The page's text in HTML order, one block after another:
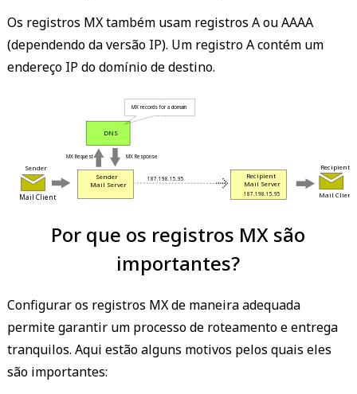
Os registros MX também usam registros A ou AAAA
(dependendo da versão IP). Um registro A contém um
endereço IP do domínio de destino.
DNS
Sender
Mail Server
Mail Server
Recipient
MX Request MX Response
Sender
Mail Client Mail Client
Recipient
187.198.15.95
187.198.15.95
MX records for a domain
Por que os registros MX são
importantes?
Configurar os registros MX de maneira adequada
permite garantir um processo de roteamento e entrega
tranquilos. Aqui estão alguns motivos pelos quais eles
são importantes: